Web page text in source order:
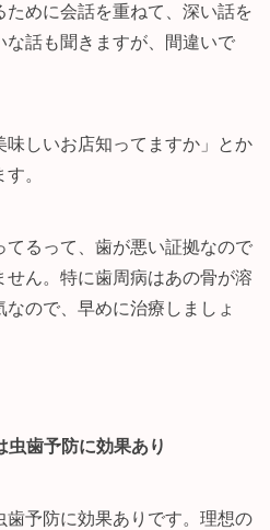
めに会話を重ねて、深い話を
話も聞きますが、間違いで
味しいお店知ってますか」とか
。
てるって、歯が悪い証拠なので
ん。特に歯周病はあの骨が溶
ので、早めに治療しましょ
虫歯予防に効果あり
歯予防に効果ありです。理想の